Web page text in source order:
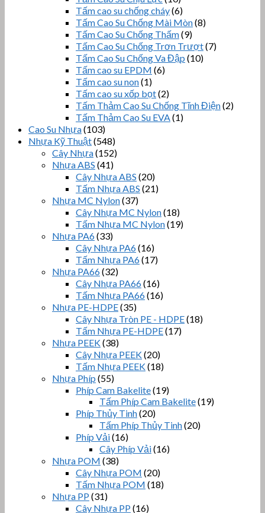
Tấm cao su chống cháy(6)
Tấm Cao Su Chống Mài Mòn(8)
Tấm Cao Su Chống Thấm(9)
Tấm Cao Su Chống Trơn Trượt(7)
Tấm Cao Su Chống Va Đập (10)
Tấm cao su EPDM (6)
Tấm cao su non(1)
Tấm cao su xốp bọt(2)
Tấm Thảm Cao Su Chống Tĩnh Điện(2)
Tấm Thảm Cao Su EVA(1)
Cao Su Nhựa(103)
Nhựa Kỹ Thuật(548)
Cây Nhựa(152)
Nhựa ABS (41)
Cây Nhựa ABS (20)
Tấm Nhựa ABS (21)
Nhựa MC Nylon(37)
Cây Nhựa MC Nylon(18)
Tấm Nhựa MC Nylon(19)
Nhựa PA6(33)
Cây Nhựa PA6(16)
Tấm Nhựa PA6(17)
Nhựa PA66(32)
Cây Nhựa PA66(16)
Tấm Nhựa PA66(16)
Nhựa PE-HDPE(35)
Cây Nhựa Tròn PE - HDPE(18)
Tấm Nhựa PE-HDPE(17)
Nhựa PEEK(38)
Cây Nhựa PEEK(20)
Tấm Nhựa PEEK(18)
Nhựa Phíp (55)
Phíp Cam Bakelite(19)
Tấm Phíp Cam Bakelite(19)
Phíp Thủy Tinh(20)
Tấm Phíp Thủy Tinh(20)
Phíp Vải(16)
Cây Phíp Vải(16)
Nhựa POM (38)
Cây Nhựa POM (20)
Tấm Nhựa POM (18)
Nhựa PP (31)
Cây Nhựa PP (16)